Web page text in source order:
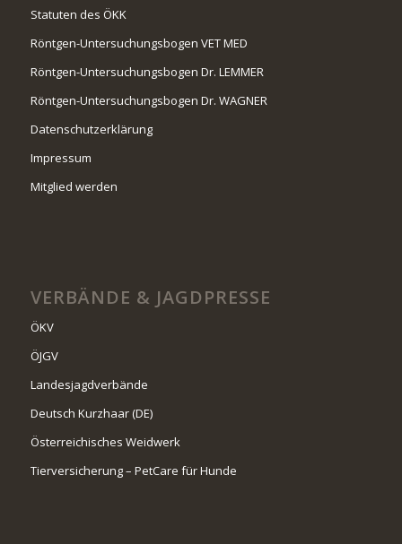
Statuten des ÖKK
Röntgen-Untersuchungsbogen VET MED
Röntgen-Untersuchungsbogen Dr. LEMMER
Röntgen-Untersuchungsbogen Dr. WAGNER
Datenschutzerklärung
Impressum
Mitglied werden
VERBÄNDE & JAGDPRESSE
ÖKV
ÖJGV
Landesjagdverbände
Deutsch Kurzhaar (DE)
Österreichisches Weidwerk
Tierversicherung – PetCare für Hunde